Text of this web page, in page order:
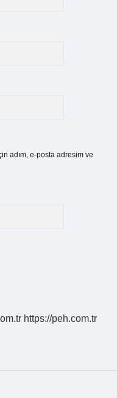
adım, e-posta adresim ve
https://peh.com.tr